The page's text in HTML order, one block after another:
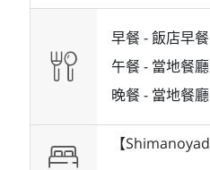
早餐 -飯店早餐
午餐 - 當地餐廳
晚餐 - 當地餐廳
【